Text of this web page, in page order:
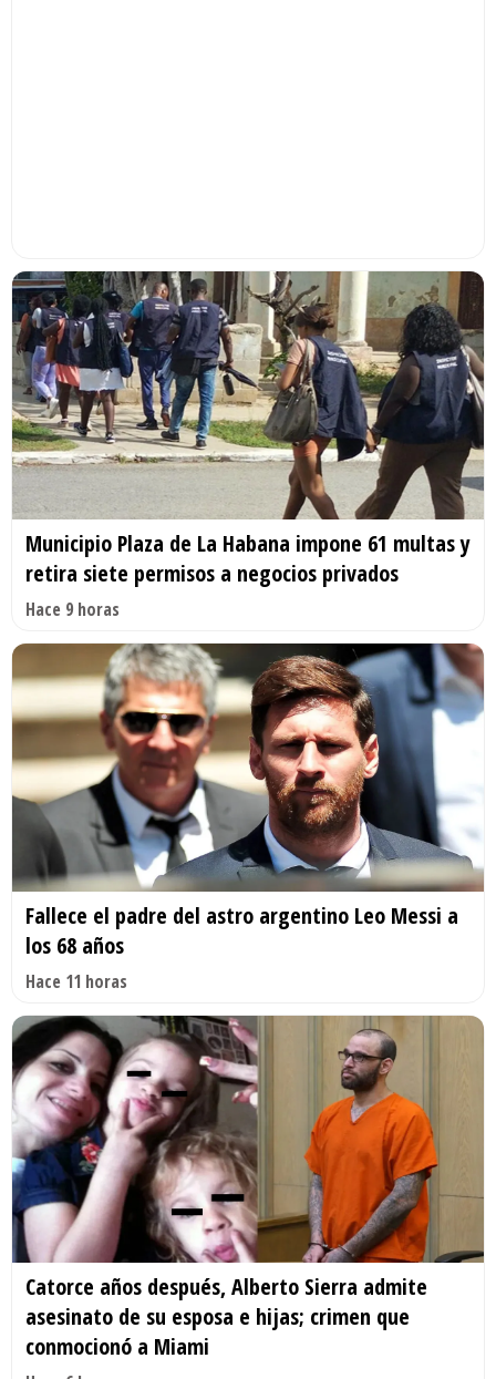
Municipio Plaza de La Habana impone 61 multas y
retira siete permisos a negocios privados
Hace 9 horas
Fallece el padre del astro argentino Leo Messi a
los 68 años
Hace 11 horas
Catorce años después, Alberto Sierra admite
asesinato de su esposa e hijas; crimen que
conmocionó a Miami